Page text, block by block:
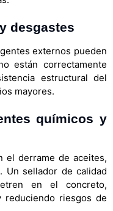
desgastes
externos pueden
están correctamente
estructural del
mayores.
químicos y
el derrame de aceites,
Un sellador de calidad
en el concreto,
riesgos de